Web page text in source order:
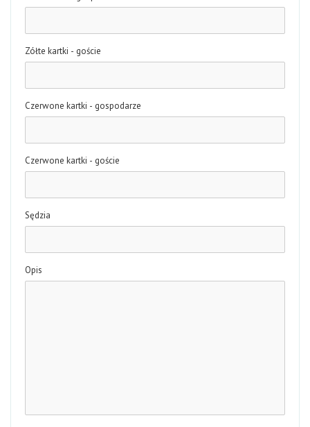
Zółte kartki - goście
Czerwone kartki - gospodarze
Czerwone kartki - goście
Sędzia
Opis